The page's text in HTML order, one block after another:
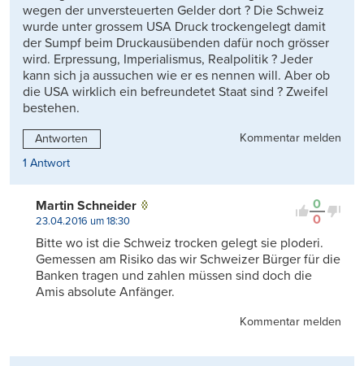
wegen der unversteuerten Gelder dort ? Die Schweiz
wurde unter grossem USA Druck trockengelegt damit
der Sumpf beim Druckausübenden dafür noch grösser
wird. Erpressung, Imperialismus, Realpolitik ? Jeder
kann sich ja aussuchen wie er es nennen will. Aber ob
die USA wirklich ein befreundetet Staat sind ? Zweifel
bestehen.
Antworten
Kommentar melden
1 Antwort
0
0
Martin Schneider
23.04.2016 um 18:30
Bitte wo ist die Schweiz trocken gelegt sie ploderi.
Gemessen am Risiko das wir Schweizer Bürger für die
Banken tragen und zahlen müssen sind doch die
Amis absolute Anfänger.
Kommentar melden